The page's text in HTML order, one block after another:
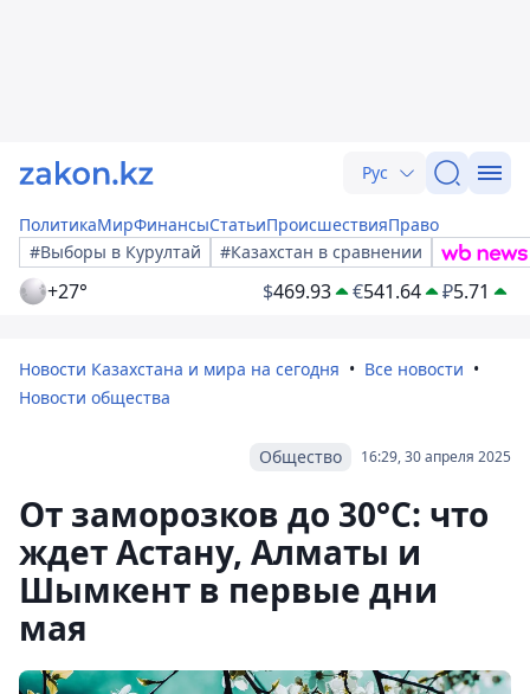
Рус
ПолитикаМирФинансыСтатьиПроисшествияПраво
#Выборы в Курултай
#Казахстан в сравнении
+27° $469.93 €541.64 ₽5.71
Новости Казахстана и мира на сегодня
Все новости
Новости общества
16:29, 30 апреля 2025
Общество
От заморозков до 30°C: что
ждет Астану, Алматы и
Шымкент в первые дни
мая